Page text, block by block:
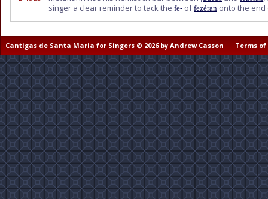
singer a clear reminder to tack the fe- offezéran onto the
Cantigas de Santa Maria for Singers © 2026 by Andrew Casson Terms of